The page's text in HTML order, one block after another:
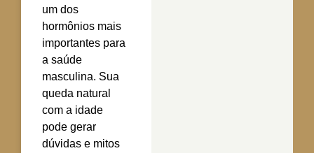
um dos
hormônios mais
importantes para
a saúde
masculina. Sua
queda natural
com a idade
pode gerar
dúvidas e mitos